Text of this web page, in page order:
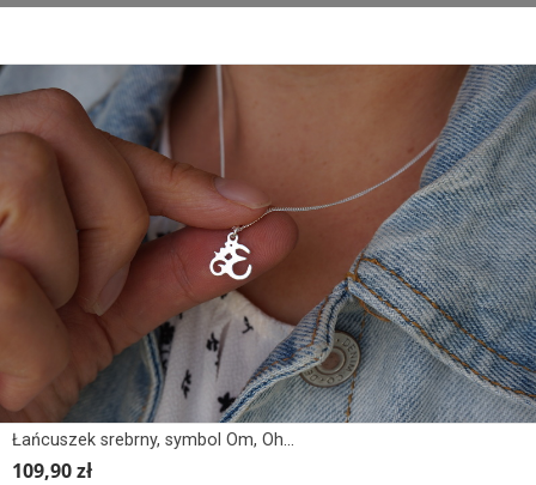
Łańcuszek srebrny, symbol Om, Ohm, Yoga
109,90 zł